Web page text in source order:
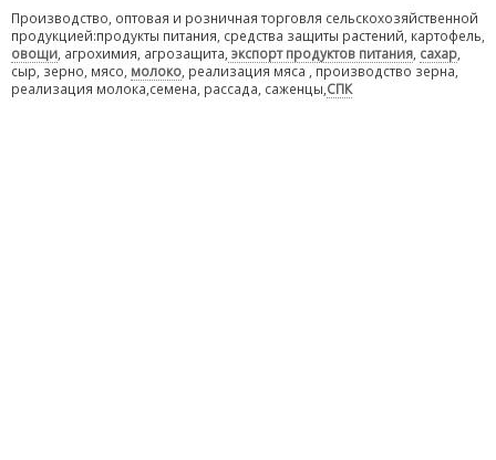
Производство, оптовая и розничная торговля сельскохозяйственной
продукцией:продукты питания, средства защиты растений, картофель,
овощи , агрохимия, агрозащита, экспорт продуктов питания сахар
сыр, зерно, мясо, молоко , реализация мяса , производство зерна,
реализация молока,семена, рассада, саженцы, СПК